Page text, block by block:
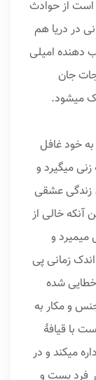
است از حوادث
در دریا هم
دهنده­ امیلی
جان
می­شود.
خود غافل
زنی می­گیرد و
زندگی عشقی
آنکه خالی از
و
زمانی پی
شده
و مکار به
با قیافهٔ
می­کند و در
فرد پست و